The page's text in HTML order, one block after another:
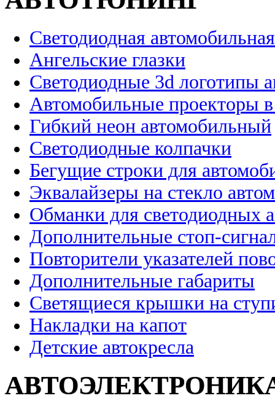
Светодиодная
Ангельские глазки
Светодиодные 3d логотипы
Автомобильные проекторы
Гибкий неон автомобильный
Светодиодные колпачки
Бегущие строки для
Эквалайзеры на стекло
Обманки для светодиодных
Дополнительные стоп-
Повторители указателей
Дополнительные габариты
Светящиеся крышки на
Накладки на капот
Детские автокресла